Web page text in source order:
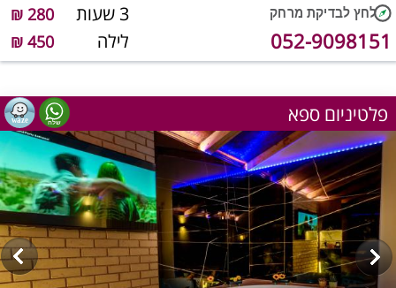
3 שעות 280 ₪
לילה 450 ₪ 052-9098151
פלטיניום ספא